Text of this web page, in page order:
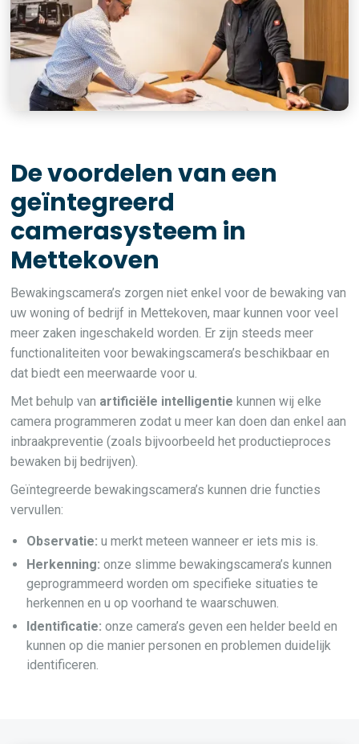
De voordelen van een
geïntegreerd
camerasysteem in
Mettekoven
Bewakingscamera’s zorgen niet enkel voor de bewaking van
uw woning of bedrijf in Mettekoven, maar kunnen voor veel
meer zaken ingeschakeld worden. Er zijn steeds meer
functionaliteiten voor bewakingscamera’s beschikbaar en
dat biedt een meerwaarde voor u.
Met behulp van artificiële intelligentie kunnen wij elke
camera programmeren zodat u meer kan doen dan enkel aan
inbraakpreventie (zoals bijvoorbeeld het productieproces
bewaken bij bedrijven).
Geïntegreerde bewakingscamera’s kunnen drie functies
vervullen:
Observatie: u merkt meteen wanneer er iets mis is.
Herkenning: onze slimme bewakingscamera’s kunnen
geprogrammeerd worden om specifieke situaties te
herkennen en u op voorhand te waarschuwen.
Identificatie: onze camera’s geven een helder beeld en
kunnen op die manier personen en problemen duidelijk
identificeren.